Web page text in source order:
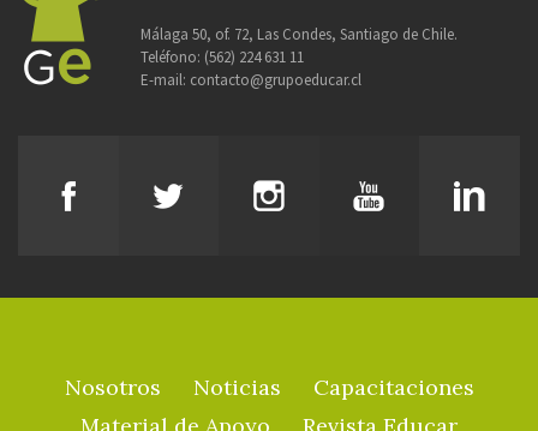
Málaga 50, of. 72, Las Condes, Santiago de Chile.
Teléfono: (562) 224 631 11
E-mail: contacto@grupoeducar.cl
Nosotros Noticias
Capacitaciones